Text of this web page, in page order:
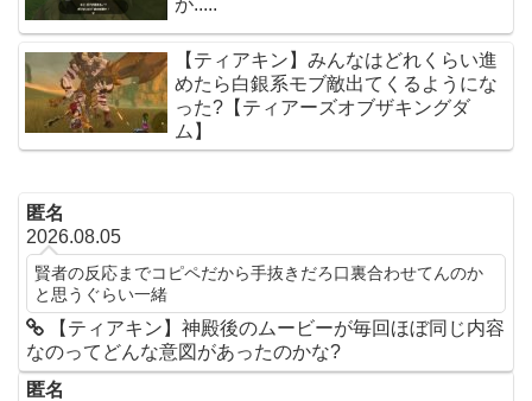
が.....
【ティアキン】みんなはどれくらい進
めたら白銀系モブ敵出てくるようにな
った?【ティアーズオブザキングダ
ム】
匿名
2026.08.05
賢者の反応までコピペだから手抜きだろ口裏合わせてんのか
と思うぐらい一緒
【ティアキン】神殿後のムービーが毎回ほぼ同じ内容
なのってどんな意図があったのかな?
匿名